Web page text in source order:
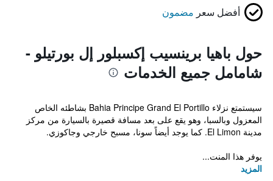
أفضل سعر مضمون
حول باهيا برينسيب إكسبلور إل بورتيلو -
شامامل جميع الخدمات
سيستمتع نزلاء Bahia Principe Grand El Portillo بشاطئه الخاص
المعزول وبالسبا، وهو يقع على بعد مسافة قصيرة بالسيارة من مركز
مدينة El Limon. كما يوجد أيضاً سونا، مسبح خارجي وجاكوزي.
يوفر هذا المنت...
المزيد